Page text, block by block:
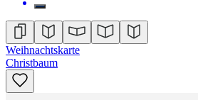
Weihnachtskarte
Christbaum